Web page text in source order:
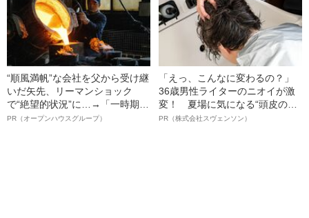
“順風満帆”な会社を父から受け継
いだ矢先、リーマンショック
で“絶望的状況”に…→「一時期は
納品3年待ち」のヒット商品を生
PR（オープンハウスグループ）
「えっ、こんなに変わるの？」
36歳男性ライターのニオイが激
変！ 夏場に気になる“頭皮のニ
オイ”や“ベタつき”を解消す
PR（株式会社スヴェンソン）